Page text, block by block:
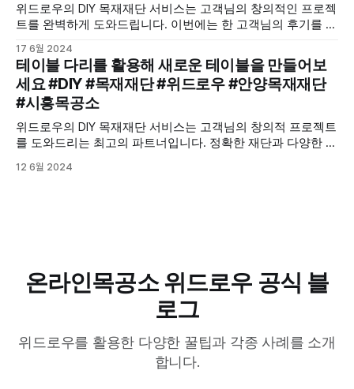
위드로우의 DIY 목재재단 서비스는 고객님의 창의적인 프로젝
트를 완벽하게 도와드립니다. 이번에는 한 고객님의 후기를 통
17 6월 2024
테이블 다리를 활용해 새로운 테이블을 만들어보
세요 #DIY #목재재단 #위드로우 #안양목재재단
#시흥목공소
위드로우의 DIY 목재재단 서비스는 고객님의 창의적 프로젝트
를 도와드리는 최고의 파트너입니다. 정확한 재단과 다양한 옵
도와드립니다.
12 6월 2024
온라인목공소 위드로우 공식 블
로그
위드로우를 활용한 다양한 꿀팁과 각종 사례를 소개
합니다.